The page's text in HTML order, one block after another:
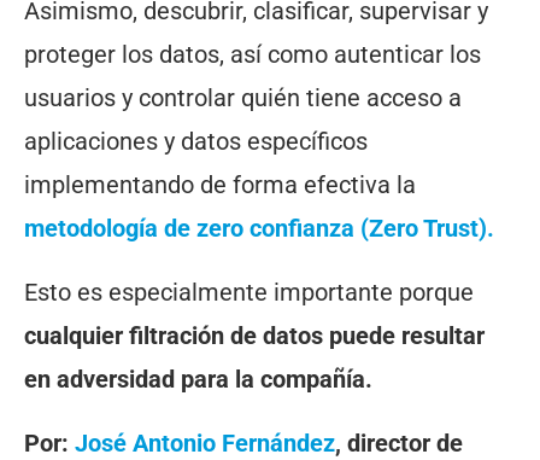
Asimismo, descubrir, clasificar, supervisar y
proteger los datos, así como autenticar los
usuarios y controlar quién tiene acceso a
aplicaciones y datos específicos
implementando de forma efectiva la
metodología de zero confianza (Zero Trust).
Esto es especialmente importante porque
cualquier filtración de datos puede resultar
en adversidad para la compañía.
Por: José Antonio Fernández, director de